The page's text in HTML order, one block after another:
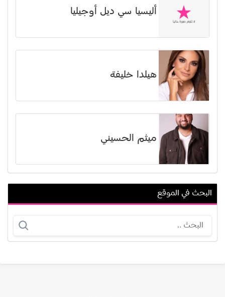
أليسيا سي ديل أوجيليا
هيلدا خليفة
ميثم الحسيني
إميلي تينانت
البحث في الموقع